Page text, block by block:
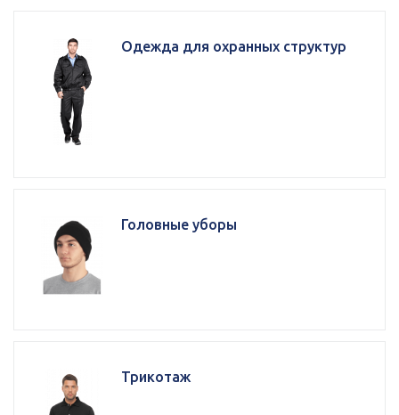
Одежда для охранных структур
Головные уборы
Трикотаж